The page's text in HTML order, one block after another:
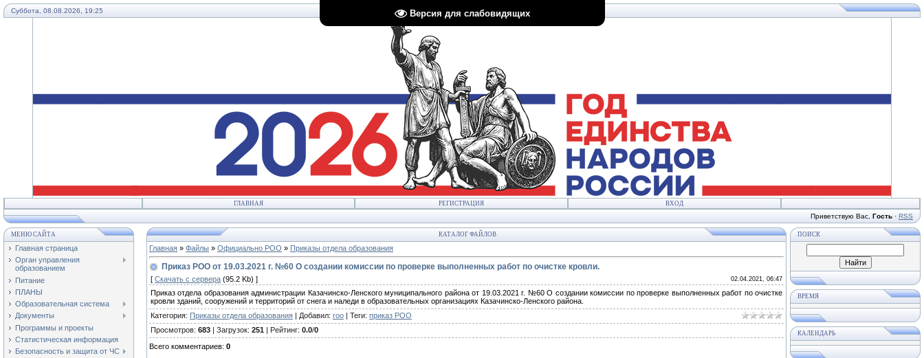
Версия для слабовидящих
Суббота, 08.08.2026, 19:25
ГЛАВНАЯ РЕГИСТРАЦИЯ ВХОД
Приветствую Вас Гость · RSS
МЕНЮ САЙТА
Главная страница
Орган управления
образованием
Питание
ПЛАНЫ
Образовательная система
Документы
Программы и проекты
Статистическая информация
Безопасность и защита от ЧС
КАТАЛОГ ФАЙЛОВ
Главная » Файлы » Официально РОО » Приказы отдела образования
Приказ РОО от 19.03.2021 г. №60 О создании комиссии по проверке выполненных работ по очистке кровли.
[ Скачать с сервера (95.2 Kb) ] 02.04.2021, 06:47
Приказ отдела образования администрации Казачинско-Ленского муниципального района от 19.03.2021 г. №60 О создании комиссии по проверке выполненных работ по очистке
кровли зданий, сооружений и территорий от снега и наледи в образовательных организациях Казачинско-Ленского района.
Категория: Приказы отдела образования | Добавил: roo | Теги: приказ РОО
Просмотров: 683 | Загрузок: 251 | Рейтинг: 0.0/0
Всего комментариев: 0
ПОИСК
ВРЕМЯ
КАЛЕНДАРЬ